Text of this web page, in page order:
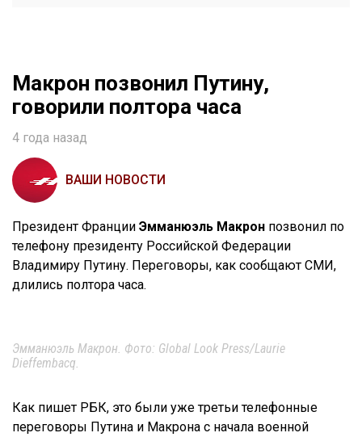
Макрон позвонил Путину,
говорили полтора часа
4 года назад
ВАШИ НОВОСТИ
Президент Франции Эмманюэль Макрон позвонил по
телефону президенту Российской Федерации
Владимиру Путину. Переговоры, как сообщают СМИ,
длились полтора часа.
Эмманюэль Макрон. Фото: Global Look Press/Laurie
Dieffembacq.
Как пишет РБК, это были уже третьи телефонные
переговоры Путина и Макрона с начала военной